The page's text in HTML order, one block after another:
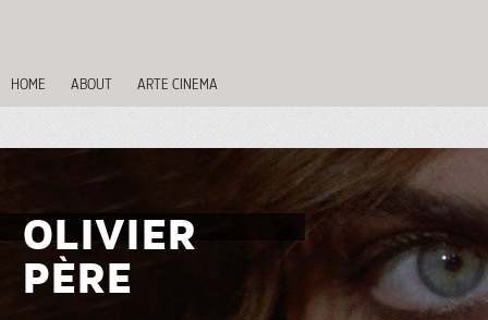
HOME ABOUT ARTE CINEMA
OLIVIER
PÈRE